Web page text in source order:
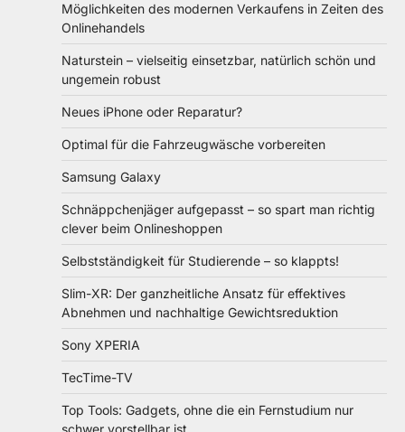
Möglichkeiten des modernen Verkaufens in Zeiten des
Onlinehandels
Naturstein – vielseitig einsetzbar, natürlich schön und
ungemein robust
Neues iPhone oder Reparatur?
Optimal für die Fahrzeugwäsche vorbereiten
Samsung Galaxy
Schnäppchenjäger aufgepasst – so spart man richtig
clever beim Onlineshoppen
Selbstständigkeit für Studierende – so klappts!
Slim-XR: Der ganzheitliche Ansatz für effektives
Abnehmen und nachhaltige Gewichtsreduktion
Sony XPERIA
TecTime-TV
Top Tools: Gadgets, ohne die ein Fernstudium nur
schwer vorstellbar ist